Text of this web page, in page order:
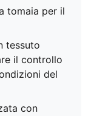
tomaia per il
tessuto
il controllo
del
con